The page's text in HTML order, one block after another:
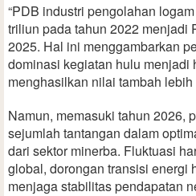
“PDB industri pengolahan
triliun pada tahun 2022 menjadi
2025. Hal ini menggambarkan
dominasi kegiatan hulu menjadi
menghasilkan nilai tambah lebih
Namun, memasuki tahun 2026,
sejumlah tantangan dalam
dari sektor minerba. Fluktuasi
global, dorongan transisi energi
menjaga stabilitas pendapatan